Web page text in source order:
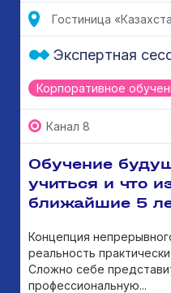
Гостиница
Корпоративное
Экспертная
Канал 8
Обучение
учиться и что
ближайшие 5
Концепция
реальность
Сложно себе
профессиональную...